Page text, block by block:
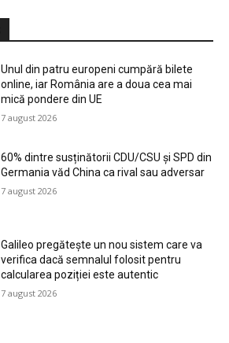
Unul din patru europeni cumpără bilete
online, iar România are a doua cea mai
mică pondere din UE
7 august 2026
60% dintre susținătorii CDU/CSU și SPD din
Germania văd China ca rival sau adversar
7 august 2026
Galileo pregătește un nou sistem care va
verifica dacă semnalul folosit pentru
calcularea poziției este autentic
7 august 2026